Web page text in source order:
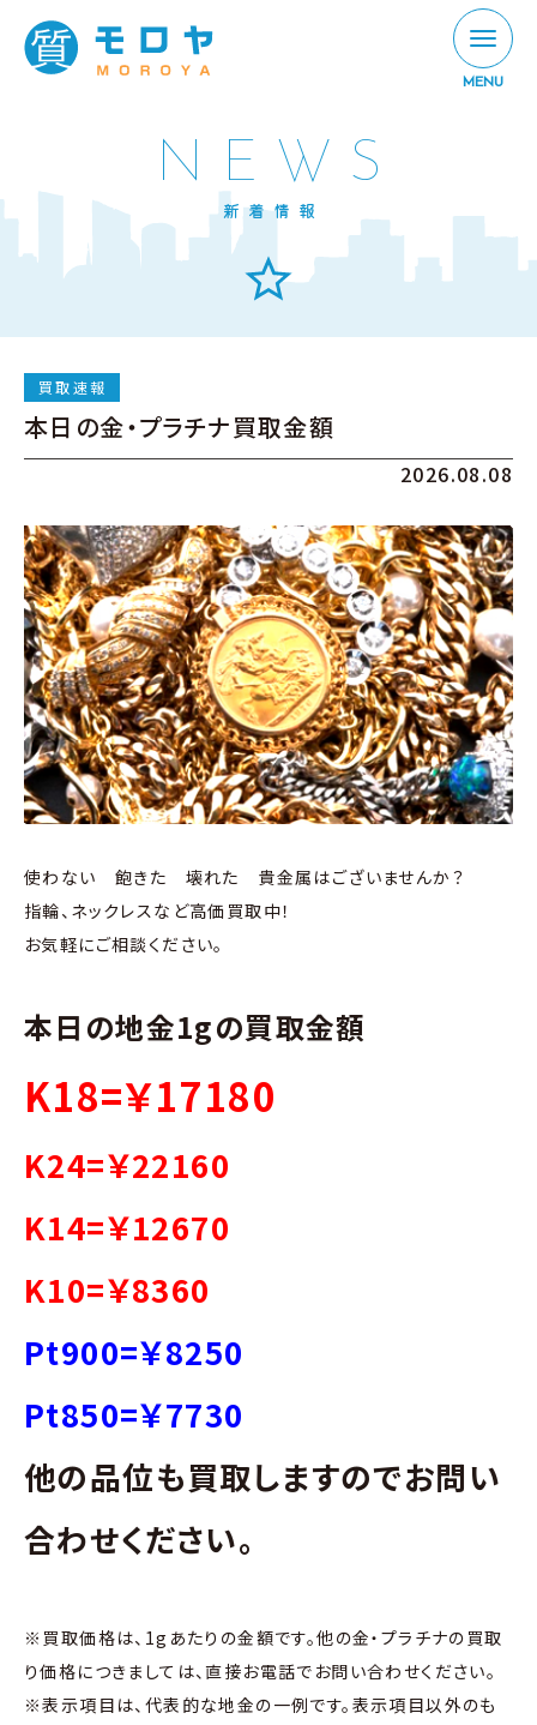
MENU
NEWS
新着情報
買取速報
本日の金・プラチナ買取金額
2026.08.08
使わない 飽きた 壊れた 貴金属はございませんか？
指輪、ネックレスなど高価買取中！
お気軽にご相談ください。
本日の地金1gの買取金額
K18=￥17180
K24=￥22160
K14=￥12670
K10=￥8360
Pt900=￥8250
Pt850=￥7730
他の品位も買取しますのでお問い
合わせください。
※買取価格は、1gあたりの金額です。他の金・プラチナの買取
り価格につきましては、直接お電話でお問い合わせください。
※表示項目は、代表的な地金の一例です。表示項目以外のも